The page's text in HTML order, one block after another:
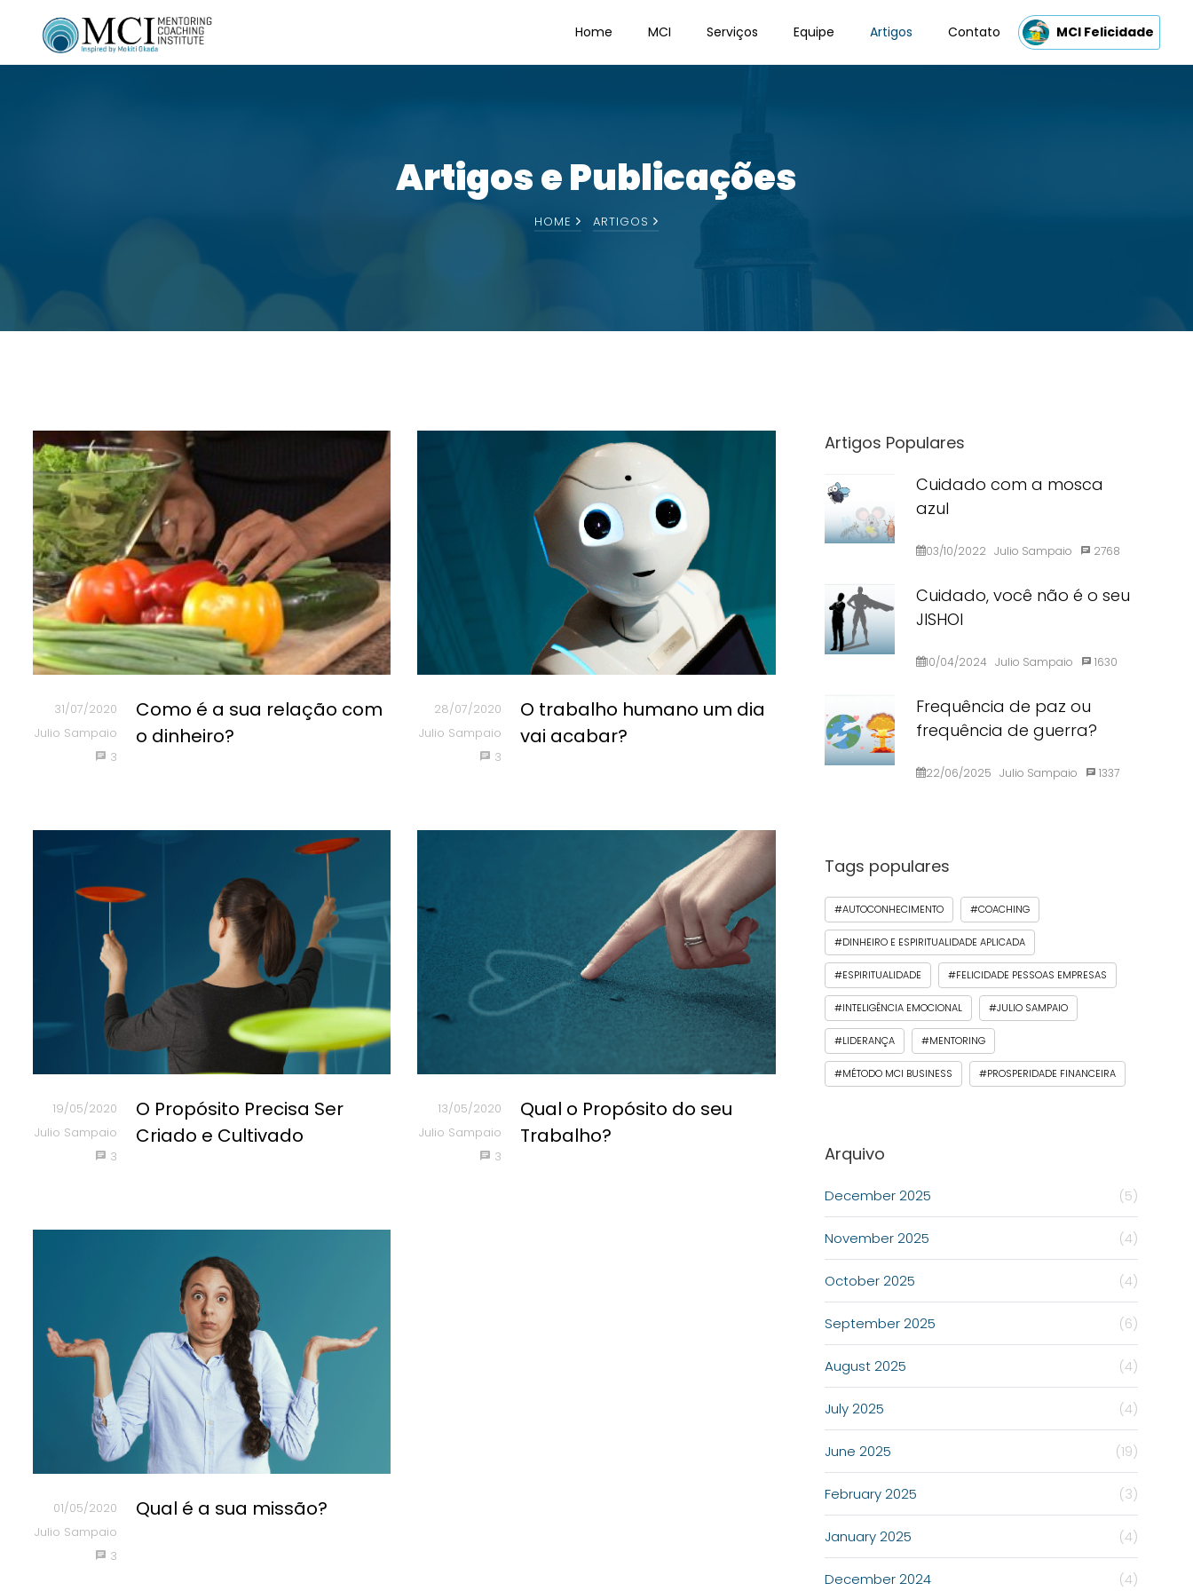
Home MCI Serviços Equipe Artigos Contato MCI Felicidade
Artigos e Publicações
HOME ARTIGOS
31/07/2020
Julio Sampaio
3
Como é a sua relação com
o dinheiro?
28/07/2020
Julio Sampaio
3
O trabalho humano um dia
vai acabar?
19/05/2020
Julio Sampaio
3
O Propósito Precisa Ser
Criado e Cultivado
13/05/2020
Julio Sampaio
3
Qual o Propósito do seu
Trabalho?
01/05/2020
Julio Sampaio
3
Qual é a sua missão?
Artigos Populares
Cuidado com a mosca
azul
03/10/2022 Julio Sampaio 2768
Cuidado, você não é o seu
JISHOI
10/04/2024 Julio Sampaio 1630
Frequência de paz ou
frequência de guerra?
22/06/2025 Julio Sampaio 1337
Tags populares
#AUTOCONHECIMENTO #COACHING
#DINHEIRO E ESPIRITUALIDADE APLICADA
#ESPIRITUALIDADE #FELICIDADE PESSOAS EMPRESAS
#INTELIGÊNCIA EMOCIONAL #JULIO SAMPAIO
#LIDERANÇA #MENTORING
#MÉTODO MCI BUSINESS #PROSPERIDADE FINANCEIRA
Arquivo
December 2025 (5)
November 2025 (4)
October 2025 (4)
September 2025 (6)
August 2025 (4)
July 2025 (4)
June 2025 (19)
February 2025 (3)
January 2025 (4)
December 2024 (4)